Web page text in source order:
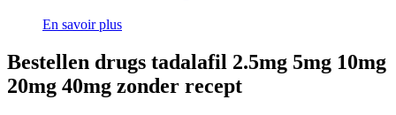
En savoir plus
Bestellen drugs tadalafil 2.5mg 5mg 10mg
20mg 40mg zonder recept